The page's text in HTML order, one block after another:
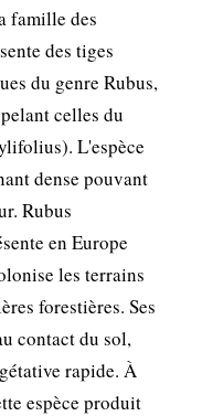
famille des
des tiges
du genre Rubus,
celles du
L'espèce
dense pouvant
Rubus
en Europe
les terrains
forestières. Ses
contact du sol,
rapide. À
espèce produit